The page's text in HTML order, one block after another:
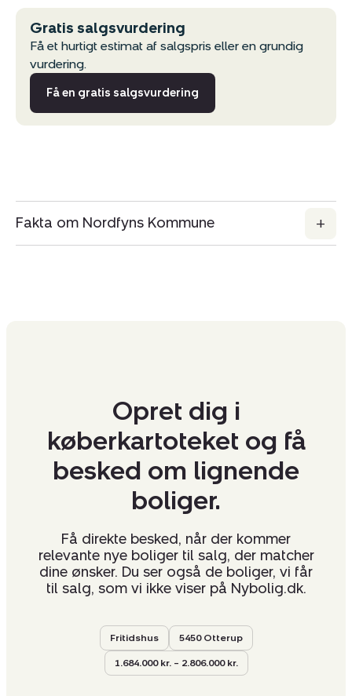
Gratis salgsvurdering
Få et hurtigt estimat af salgspris eller en grundig
vurdering.
Få en gratis salgsvurdering
Fakta om Nordfyns Kommune
Opret dig i
køberkartoteket og få
besked om lignende
boliger.
Få direkte besked, når der kommer
relevante nye boliger til salg, der matcher
dine ønsker. Du ser også de boliger, vi får
til salg, som vi ikke viser på Nybolig.dk.
Fritidshus 5450 Otterup
1.684.000 kr. – 2.806.000 kr.